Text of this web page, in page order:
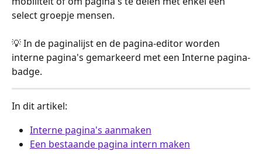
select groepje mensen.
💡 In de paginalijst en de pagina-editor worden
interne pagina's gemarkeerd met een Interne pagina-
badge.
In dit artikel:
Interne pagina's aanmaken
Een bestaande pagina intern maken